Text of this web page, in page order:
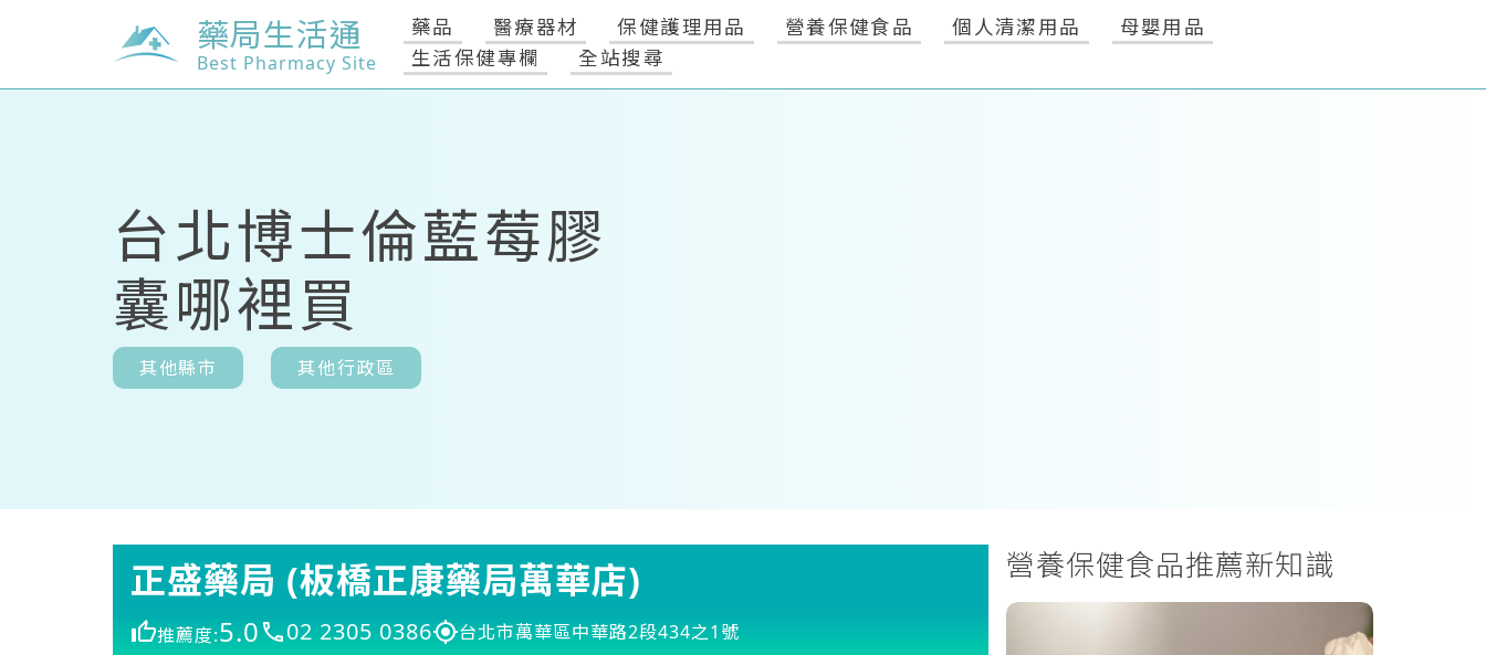
藥局生活通
Best Pharmacy Site
藥品 醫療器材 保健護理用品 營養保健食品 個人清潔用品
母嬰用品
生活保健專欄
全站搜尋
台北博士倫藍莓膠
囊哪裡買
其他縣市 其他行政區
正盛藥局 (板橋正康藥局萬華店)
推薦度:5.0 02 2305 0386 台北市萬華區中華路2段434之1號
營養保健食品推薦新知識